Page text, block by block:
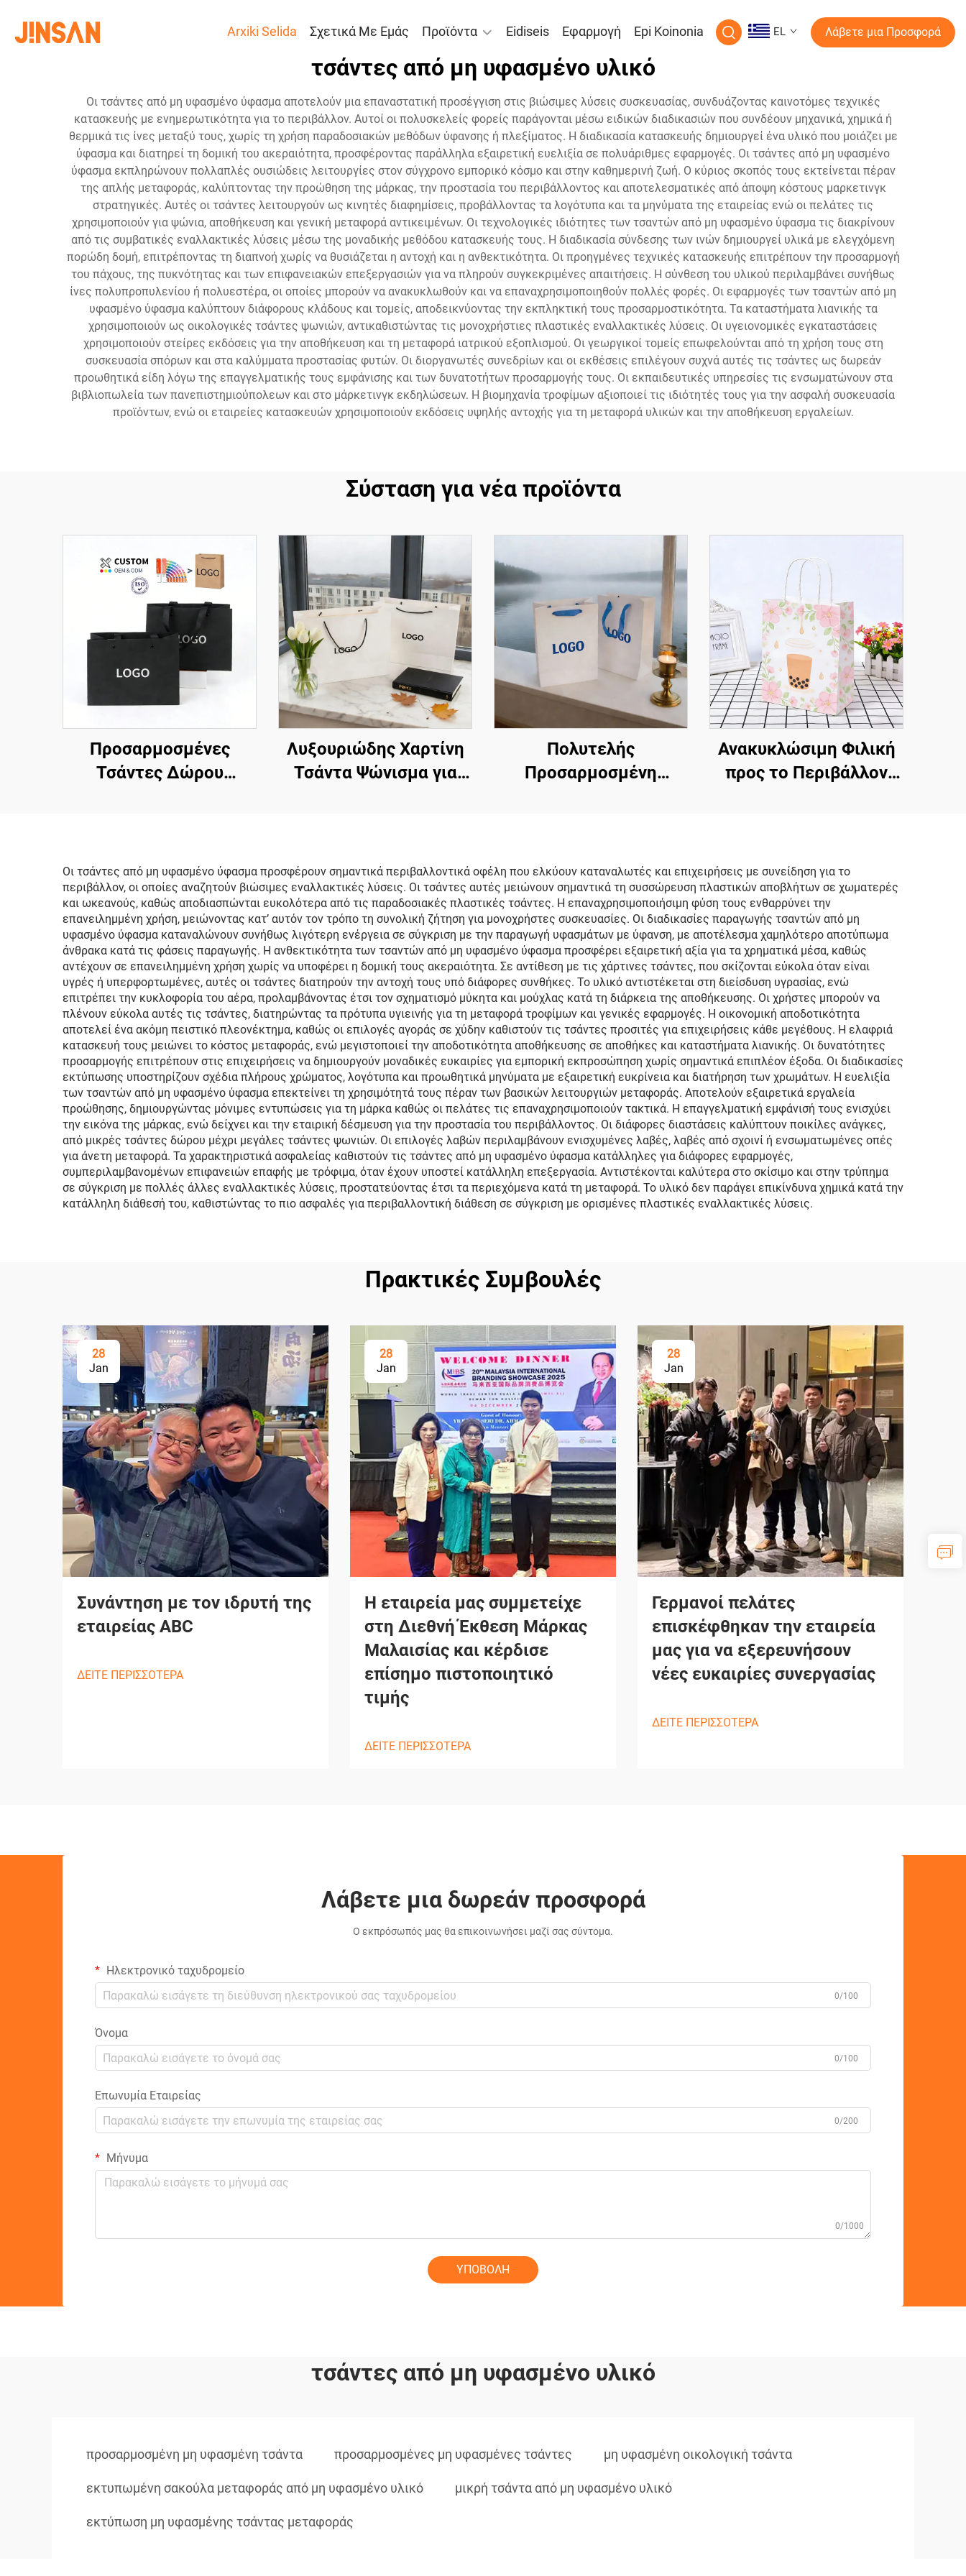
Arxiki Selida Σχετικά Με Εμάς Προϊόντα Eidiseis Εφαρμογή Epi Koinonia EL Λάβετε μια Προσφορά
τσάντες από μη υφασμένο υλικό
Οι τσάντες από μη υφασμένο ύφασμα αποτελούν μια επαναστατική προσέγγιση στις βιώσιμες λύσεις συσκευασίας, συνδυάζοντας καινοτόμες τεχνικές
κατασκευής με ενημερωτικότητα για το περιβάλλον. Αυτοί οι πολυσκελείς φορείς παράγονται μέσω ειδικών διαδικασιών που συνδέουν μηχανικά, χημικά ή
θερμικά τις ίνες μεταξύ τους, χωρίς τη χρήση παραδοσιακών μεθόδων ύφανσης ή πλεξίματος. Η διαδικασία κατασκευής δημιουργεί ένα υλικό που μοιάζει με
ύφασμα και διατηρεί τη δομική του ακεραιότητα, προσφέροντας παράλληλα εξαιρετική ευελιξία σε πολυάριθμες εφαρμογές. Οι τσάντες από μη υφασμένο
ύφασμα εκπληρώνουν πολλαπλές ουσιώδεις λειτουργίες στον σύγχρονο εμπορικό κόσμο και στην καθημερινή ζωή. Ο κύριος σκοπός τους εκτείνεται πέραν
της απλής μεταφοράς, καλύπτοντας την προώθηση της μάρκας, την προστασία του περιβάλλοντος και αποτελεσματικές από άποψη κόστους μαρκετινγκ
στρατηγικές. Αυτές οι τσάντες λειτουργούν ως κινητές διαφημίσεις, προβάλλοντας τα λογότυπα και τα μηνύματα της εταιρείας ενώ οι πελάτες τις
χρησιμοποιούν για ψώνια, αποθήκευση και γενική μεταφορά αντικειμένων. Οι τεχνολογικές ιδιότητες των τσαντών από μη υφασμένο ύφασμα τις διακρίνουν
από τις συμβατικές εναλλακτικές λύσεις μέσω της μοναδικής μεθόδου κατασκευής τους. Η διαδικασία σύνδεσης των ινών δημιουργεί υλικά με ελεγχόμενη
πορώδη δομή, επιτρέποντας τη διαπνοή χωρίς να θυσιάζεται η αντοχή και η ανθεκτικότητα. Οι προηγμένες τεχνικές κατασκευής επιτρέπουν την προσαρμογή
του πάχους, της πυκνότητας και των επιφανειακών επεξεργασιών για να πληρούν συγκεκριμένες απαιτήσεις. Η σύνθεση του υλικού περιλαμβάνει συνήθως
ίνες πολυπροπυλενίου ή πολυεστέρα, οι οποίες μπορούν να ανακυκλωθούν και να επαναχρησιμοποιηθούν πολλές φορές. Οι εφαρμογές των τσαντών από μη
υφασμένο ύφασμα καλύπτουν διάφορους κλάδους και τομείς, αποδεικνύοντας την εκπληκτική τους προσαρμοστικότητα. Τα καταστήματα λιανικής τα
χρησιμοποιούν ως οικολογικές τσάντες ψωνιών, αντικαθιστώντας τις μονοχρήστιες πλαστικές εναλλακτικές λύσεις. Οι υγειονομικές εγκαταστάσεις
χρησιμοποιούν στείρες εκδόσεις για την αποθήκευση και τη μεταφορά ιατρικού εξοπλισμού. Οι γεωργικοί τομείς επωφελούνται από τη χρήση τους στη
συσκευασία σπόρων και στα καλύμματα προστασίας φυτών. Οι διοργανωτές συνεδρίων και οι εκθέσεις επιλέγουν συχνά αυτές τις τσάντες ως δωρεάν
προωθητικά είδη λόγω της επαγγελματικής τους εμφάνισης και των δυνατοτήτων προσαρμογής τους. Οι εκπαιδευτικές υπηρεσίες τις ενσωματώνουν στα
βιβλιοπωλεία των πανεπιστημιούπολεων και στο μάρκετινγκ εκδηλώσεων. Η βιομηχανία τροφίμων αξιοποιεί τις ιδιότητές τους για την ασφαλή συσκευασία
προϊόντων, ενώ οι εταιρείες κατασκευών χρησιμοποιούν εκδόσεις υψηλής αντοχής για τη μεταφορά υλικών και την αποθήκευση εργαλείων.
Σύσταση για νέα προϊόντα
Προσαρμοσμένες
Τσάντες Δώρου
Χαρτίνη Τσάντα
Κοσμημάτων με Λαβές
Λυξουριώδης Χαρτίνη
Τσάντα Ψώνισμα για
Τσάντα Δώρου, Τσάντα
Μπουτίκ, Υψηλής
Ποιότητας, Οικολογική
Προσαρμοσμένη
Χαρτίνη Τσάντα
Πολυτελής
Προσαρμοσμένη
Πολυτελής Κατάστημα,
Προσαρμοσμένες Δώρο
Τσάντες Κοσμημάτων
Ανακυκλώσιμη Φιλική
προς το Περιβάλλον
Σακούλες από Χαρτί
Kraft για Μεταφορά
Οι τσάντες από μη υφασμένο ύφασμα προσφέρουν σημαντικά περιβαλλοντικά οφέλη που ελκύουν καταναλωτές και επιχειρήσεις με συνείδηση για το
περιβάλλον, οι οποίες αναζητούν βιώσιμες εναλλακτικές λύσεις. Οι τσάντες αυτές μειώνουν σημαντικά τη συσσώρευση πλαστικών αποβλήτων σε χωματερές
και ωκεανούς, καθώς αποδιασπώνται ευκολότερα από τις παραδοσιακές πλαστικές τσάντες. Η επαναχρησιμοποιήσιμη φύση τους ενθαρρύνει την
επανειλημμένη χρήση, μειώνοντας κατ’ αυτόν τον τρόπο τη συνολική ζήτηση για μονοχρήστες συσκευασίες. Οι διαδικασίες παραγωγής τσαντών από μη
υφασμένο ύφασμα καταναλώνουν συνήθως λιγότερη ενέργεια σε σύγκριση με την παραγωγή υφασμάτων με ύφανση, με αποτέλεσμα χαμηλότερο αποτύπωμα
άνθρακα κατά τις φάσεις παραγωγής. Η ανθεκτικότητα των τσαντών από μη υφασμένο ύφασμα προσφέρει εξαιρετική αξία για τα χρηματικά μέσα, καθώς
αντέχουν σε επανειλημμένη χρήση χωρίς να υποφέρει η δομική τους ακεραιότητα. Σε αντίθεση με τις χάρτινες τσάντες, που σκίζονται εύκολα όταν είναι
υγρές ή υπερφορτωμένες, αυτές οι τσάντες διατηρούν την αντοχή τους υπό διάφορες συνθήκες. Το υλικό αντιστέκεται στη διείσδυση υγρασίας, ενώ
επιτρέπει την κυκλοφορία του αέρα, προλαμβάνοντας έτσι τον σχηματισμό μύκητα και μούχλας κατά τη διάρκεια της αποθήκευσης. Οι χρήστες μπορούν να
πλένουν εύκολα αυτές τις τσάντες, διατηρώντας τα πρότυπα υγιεινής για τη μεταφορά τροφίμων και γενικές εφαρμογές. Η οικονομική αποδοτικότητα
αποτελεί ένα ακόμη πειστικό πλεονέκτημα, καθώς οι επιλογές αγοράς σε χύδην καθιστούν τις τσάντες προσιτές για επιχειρήσεις κάθε μεγέθους. Η ελαφριά
κατασκευή τους μειώνει το κόστος μεταφοράς, ενώ μεγιστοποιεί την αποδοτικότητα αποθήκευσης σε αποθήκες και καταστήματα λιανικής. Οι δυνατότητες
προσαρμογής επιτρέπουν στις επιχειρήσεις να δημιουργούν μοναδικές ευκαιρίες για εμπορική εκπροσώπηση χωρίς σημαντικά επιπλέον έξοδα. Οι διαδικασίες
εκτύπωσης υποστηρίζουν σχέδια πλήρους χρώματος, λογότυπα και προωθητικά μηνύματα με εξαιρετική ευκρίνεια και διατήρηση των χρωμάτων. Η ευελιξία
των τσαντών από μη υφασμένο ύφασμα επεκτείνει τη χρησιμότητά τους πέραν των βασικών λειτουργιών μεταφοράς. Αποτελούν εξαιρετικά εργαλεία
προώθησης, δημιουργώντας μόνιμες εντυπώσεις για τη μάρκα καθώς οι πελάτες τις επαναχρησιμοποιούν τακτικά. Η επαγγελματική εμφάνισή τους ενισχύει
την εικόνα της μάρκας, ενώ δείχνει και την εταιρική δέσμευση για την προστασία του περιβάλλοντος. Οι διάφορες διαστάσεις καλύπτουν ποικίλες ανάγκες,
από μικρές τσάντες δώρου μέχρι μεγάλες τσάντες ψωνιών. Οι επιλογές λαβών περιλαμβάνουν ενισχυμένες λαβές, λαβές από σχοινί ή ενσωματωμένες οπές
για άνετη μεταφορά. Τα χαρακτηριστικά ασφαλείας καθιστούν τις τσάντες από μη υφασμένο ύφασμα κατάλληλες για διάφορες εφαρμογές,
συμπεριλαμβανομένων επιφανειών επαφής με τρόφιμα, όταν έχουν υποστεί κατάλληλη επεξεργασία. Αντιστέκονται καλύτερα στο σκίσιμο και στην τρύπημα
σε σύγκριση με πολλές άλλες εναλλακτικές λύσεις, προστατεύοντας έτσι τα περιεχόμενα κατά τη μεταφορά. Το υλικό δεν παράγει επικίνδυνα χημικά κατά την
κατάλληλη διάθεσή του, καθιστώντας το πιο ασφαλές για περιβαλλοντική διάθεση σε σύγκριση με ορισμένες πλαστικές εναλλακτικές λύσεις.
Πρακτικές Συμβουλές
28
Jan
Συνάντηση με τον ιδρυτή της
εταιρείας ABC
ΔΕΙΤΕ ΠΕΡΙΣΣΟΤΕΡΑ
28
Jan
Η εταιρεία μας συμμετείχε
στη Διεθνή Έκθεση Μάρκας
Μαλαισίας και κέρδισε
επίσημο πιστοποιητικό
τιμής
ΔΕΙΤΕ ΠΕΡΙΣΣΟΤΕΡΑ
28
Jan
Γερμανοί πελάτες
επισκέφθηκαν την εταιρεία
μας για να εξερευνήσουν
νέες ευκαιρίες συνεργασίας
ΔΕΙΤΕ ΠΕΡΙΣΣΟΤΕΡΑ
Λάβετε μια δωρεάν προσφορά
Ο εκπρόσωπός μας θα επικοινωνήσει μαζί σας σύντομα.
Ηλεκτρονικό ταχυδρομείο
0/100
Όνομα
0/100
Επωνυμία Εταιρείας
0/200
Μήνυμα
0/1000
ΥΠΟΒΟΛΗ
τσάντες από μη υφασμένο υλικό
προσαρμοσμένη μη υφασμένη τσάντα προσαρμοσμένες μη υφασμένες τσάντες μη υφασμένη οικολογική τσάντα
εκτυπωμένη σακούλα μεταφοράς από μη υφασμένο υλικό μικρή τσάντα από μη υφασμένο υλικό
εκτύπωση μη υφασμένης τσάντας μεταφοράς